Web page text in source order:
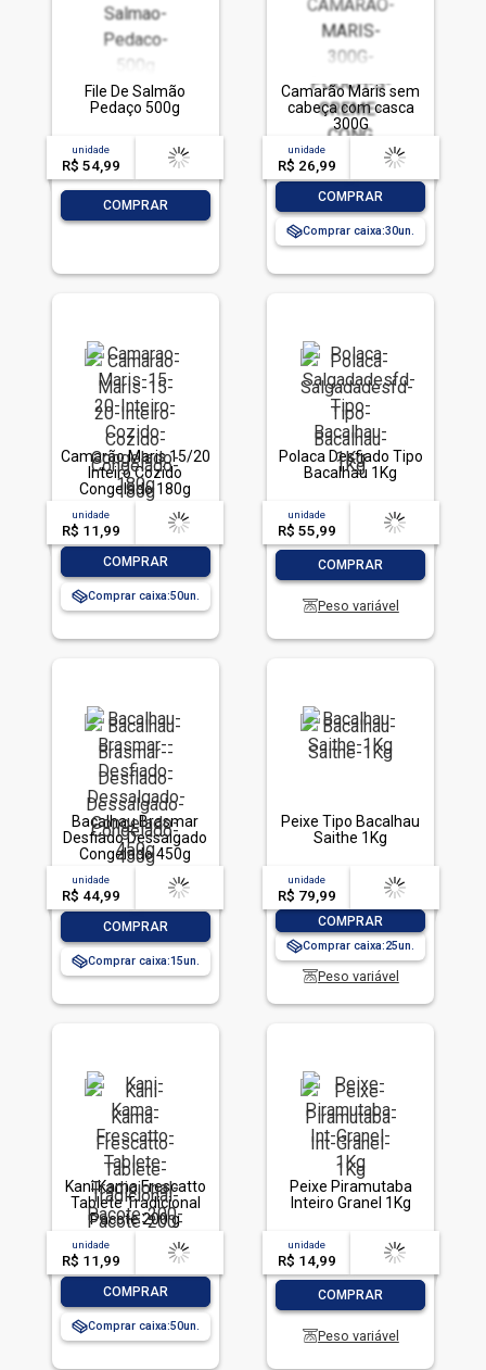
File De Salmão
Pedaço 500g
unidade
R$ 54,99
acima de
-- --,--un.
COMPRAR
Camarão Maris sem
cabeça com casca
300G
unidade
R$ 26,99
acima de
-- --,--un.
COMPRAR
Comprar caixa:30
Camarão Maris 15/20
Inteiro Cozido
Congelado 180g
unidade
R$ 11,99
acima de
-- --,--un.
COMPRAR
Comprar caixa:50
Polaca Desfiado Tipo
Bacalhau 1Kg
unidade
R$ 55,99
acima de
-- --,--un.
COMPRAR
Peso variável
Bacalhau Brasmar
Desfiado Dessalgado
Congelado 450g
unidade
R$ 44,99
acima de
-- --,--un.
COMPRAR
Comprar caixa:15
Peixe Tipo Bacalhau
Saithe 1Kg
unidade
R$ 79,99
acima de
-- --,--un.
COMPRAR
Comprar caixa:25
Peso variável
Kani Kama Frescatto
Tablete Tradicional
Pacote 200 g
unidade
R$ 11,99
acima de
-- --,--un.
COMPRAR
Comprar caixa:50
Peixe Piramutaba
Inteiro Granel 1Kg
unidade
R$ 14,99
acima de
-- --,--un.
COMPRAR
Peso variável